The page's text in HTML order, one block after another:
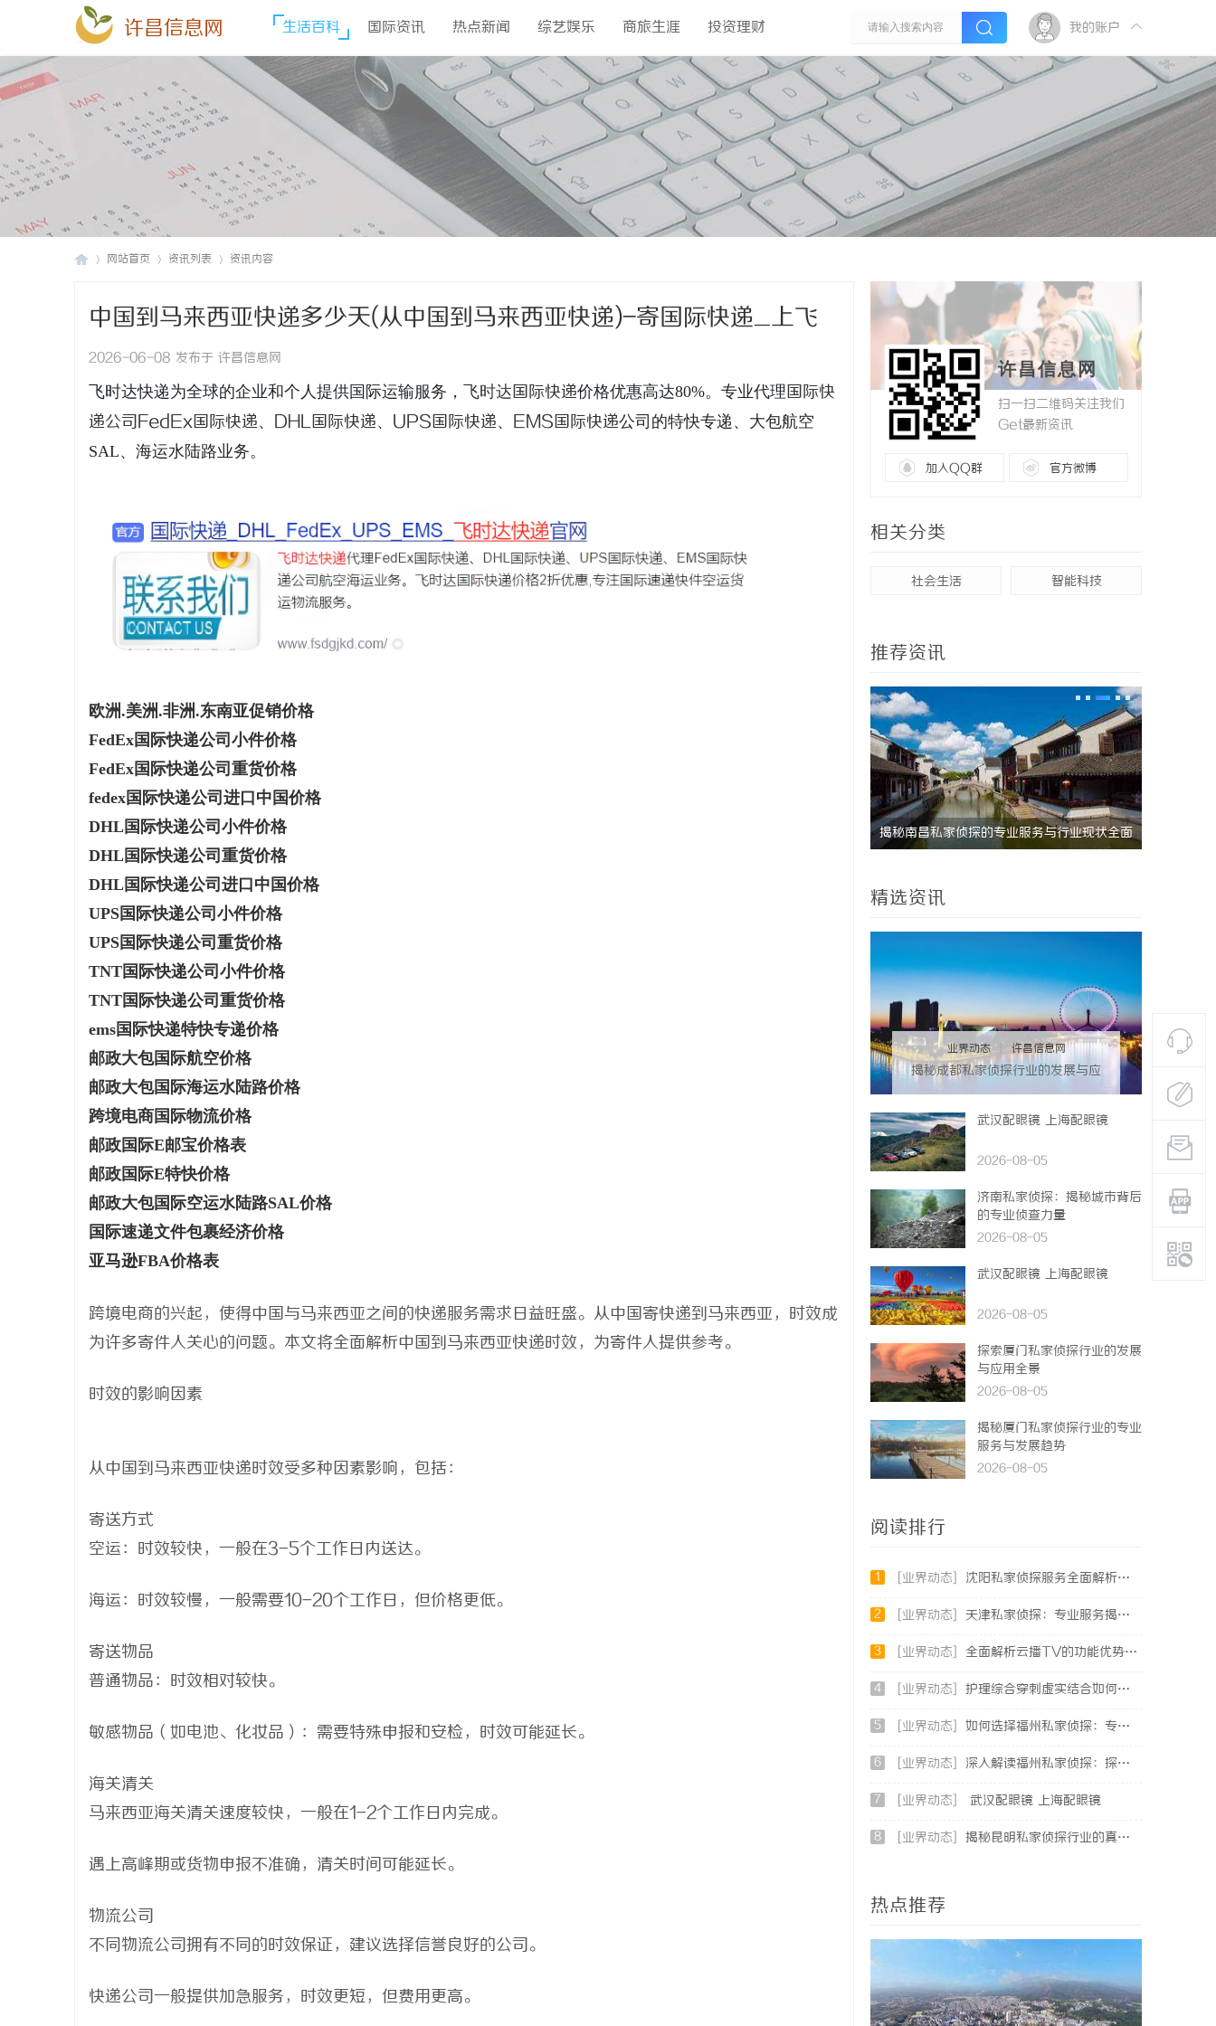
许昌信息网 生活百科 国际资讯 热点新闻 综艺娱乐 商旅生涯 投资理财 我的账户
网站首页 资讯列表 资讯内容
中国到马来西亚快递多少天(从中国到马来西亚快递)-寄国际快递_上飞
时达快递官网
2026-06-08 发布于 许昌信息网
飞时达快递为全球的企业和个人提供国际运输服务， 飞时达 国际快递价格优惠高达80%。专业代理 国际快
递公司FedEx国际快递、 DHL国际快递、 UPS国际快递、 EMS国际快递公司的特快专递、大包航空
SAL、海运水陆路业务。
欧洲.美洲.非洲.东南亚促销价格
FedEx国际快递公司小件价格
FedEx国际快递公司重货价格
fedex国际快递公司进口中国价格
DHL国际快递公司小件价格
DHL国际快递公司重货价格
DHL国际快递公司进口中国价格
UPS国际快递公司小件价格
UPS国际快递公司重货价格
TNT国际快递公司小件价格
TNT国际快递公司重货价格
ems国际快递特快专递价格
邮政大包国际航空价格
邮政大包国际海运水陆路价格
跨境电商国际物流价格
邮政国际E邮宝价格表
邮政国际E特快价格
邮政大包国际空运水陆路SAL价格
国际速递文件包裹经济价格
亚马逊FBA价格表
跨境电商的兴起，使得中国与马来西亚之间的快递服务需求日益旺盛。从中国寄快递到马来西亚，时效成
为许多寄件人关心的问题。本文将全面解析中国到马来西亚快递时效，为寄件人提供参考。
时效的影响因素
从中国到马来西亚快递时效受多种因素影响，包括：
寄送方式
空运：时效较快，一般在3-5个工作日内送达。
海运：时效较慢，一般需要10-20个工作日，但价格更低。
寄送物品
普通物品：时效相对较快。
敏感物品（如电池、化妆品）：需要特殊申报和安检，时效可能延长。
海关清关
马来西亚海关清关速度较快，一般在1-2个工作日内完成。
遇上高峰期或货物申报不准确，清关时间可能延长。
物流公司
不同物流公司拥有不同的时效保证，建议选择信誉良好的公司。
快递公司一般提供加急服务，时效更短，但费用更高。
许昌信息网
扫一扫二维码关注我们
Get最新资讯
加入QQ群 官方微博
相关分类
社会生活 智能科技
推荐资讯
矿用本安摄像仪：本质安全设计，井下高危区
域放心用
揭秘东莞私家侦探服务的专业性与应用领域详
精选资讯
业界动态 | 许昌信息网
揭秘成都私家侦探行业的发展与应
武汉配眼镜 上海配眼镜
2026-08-05
济南私家侦探：揭秘城市背后
的专业侦查力量
2026-08-05
武汉配眼镜 上海配眼镜
2026-08-05
探索厦门私家侦探行业的发展
与应用全景
2026-08-05
揭秘厦门私家侦探行业的专业
服务与发展趋势
2026-08-05
阅读排行
1 [业界动态] 沈阳私家侦探服务全面解析：破解疑云，守护真相的专家助力
2 [业界动态] 天津私家侦探：专业服务揭秘城市秘密与安心守护
3 [业界动态] 全面解析云播TV的功能优势及未来发展前景
4 [业界动态] 护理综合穿刺虚实结合如何提高穿刺成功率？立方幻境给出答案
5 [业界动态] 如何选择福州私家侦探：专业服务与实用指南详解
6 [业界动态] 深入解读福州私家侦探：探秘专业侦探服务的魅力与实用价值
7 [业界动态] 武汉配眼镜 上海配眼镜
8 [业界动态] 揭秘昆明私家侦探行业的真实面貌与服务价值
热点推荐